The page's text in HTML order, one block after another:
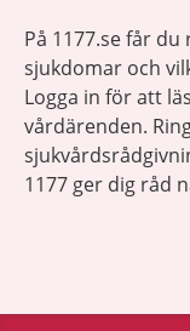
På 1177.se får
sjukdomar och
Logga in för att
vårdärenden.
1177 ger dig råd